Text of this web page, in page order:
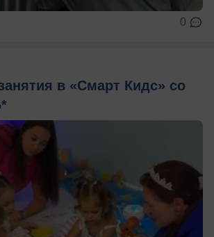
0
в «Смарт Кидс» со